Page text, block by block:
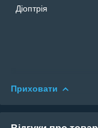
Діоптрія
Приховати